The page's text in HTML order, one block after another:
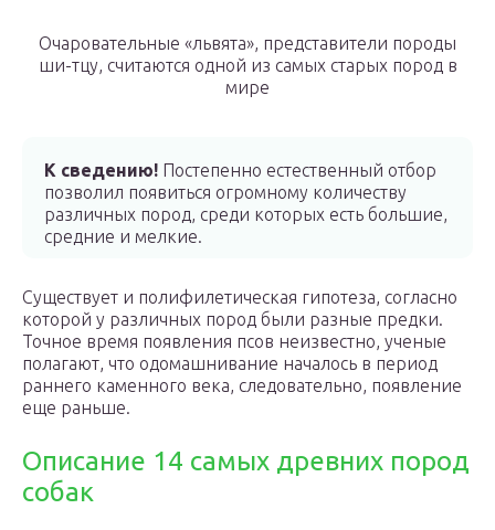
Очаровательные «львята», представители породы
ши-тцу, считаются одной из самых старых пород в
мире
К сведению! Постепенно естественный отбор
позволил появиться огромному количеству
различных пород, среди которых есть большие,
средние и мелкие.
Существует и полифилетическая гипотеза, согласно
которой у различных пород были разные предки.
Точное время появления псов неизвестно, ученые
полагают, что одомашнивание началось в период
раннего каменного века, следовательно, появление
еще раньше.
Описание 14 самых древних пород
собак